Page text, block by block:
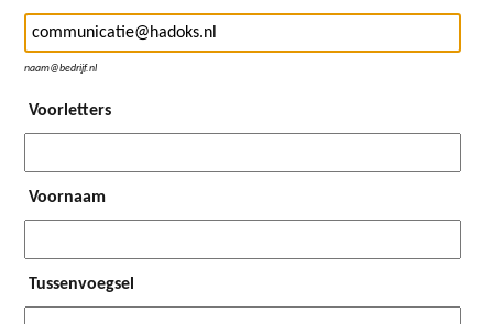
naam@bedrijf.nl
Voorletters
Voornaam
Tussenvoegsel